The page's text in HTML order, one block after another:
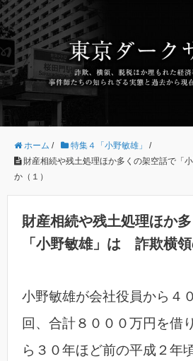
ホーム / 特集４「小野敏雄」
/
財産相続や残土処理ほか多くの架空話で「
か（１）
財産相続や残土処理ほか
「小野敏雄」は 詐欺横領
小野敏雄が会社役員から４
回、合計８０００万円を借
ら３０年ほど前の平成２年